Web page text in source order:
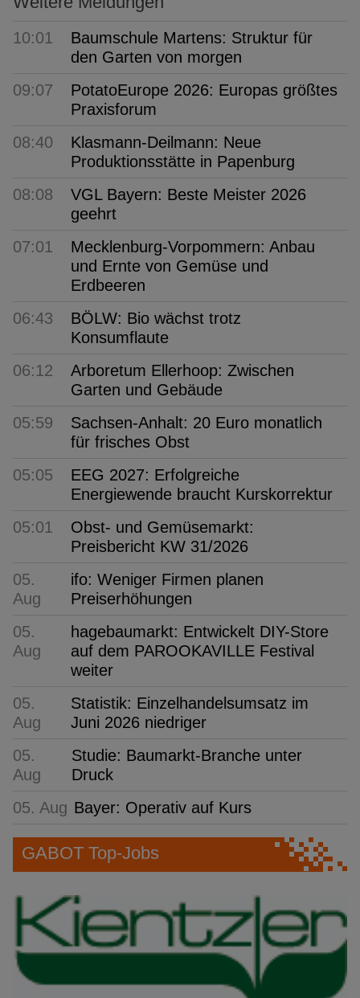
10:01
Baumschule Martens: Struktur für
den Garten von morgen
09:07
PotatoEurope 2026: Europas größtes
Praxisforum
08:40
Klasmann-Deilmann: Neue
Produktionsstätte in Papenburg
08:08
VGL Bayern: Beste Meister 2026
geehrt
07:01
Mecklenburg-Vorpommern: Anbau
und Ernte von Gemüse und
Erdbeeren
06:43
BÖLW: Bio wächst trotz
Konsumflaute
06:12
Arboretum Ellerhoop: Zwischen
Garten und Gebäude
05:59
Sachsen-Anhalt: 20 Euro monatlich
für frisches Obst
05:05
EEG 2027: Erfolgreiche
Energiewende braucht Kurskorrektur
05:01
Obst- und Gemüsemarkt:
Preisbericht KW 31/2026
05.
Aug
ifo: Weniger Firmen planen
Preiserhöhungen
05.
Aug
hagebaumarkt: Entwickelt DIY-Store
auf dem PAROOKAVILLE Festival
weiter
05.
Aug
Statistik: Einzelhandelsumsatz im
Juni 2026 niedriger
05.
Aug
Studie: Baumarkt-Branche unter
Druck
05. Aug Bayer: Operativ auf Kurs
GABOT Top-Jobs